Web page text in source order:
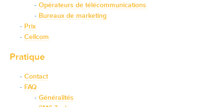
Opérateurs de télécommunications
Bureaux de marketing
Prix
Cellcom
Pratique
Contact
FAQ
Généralités